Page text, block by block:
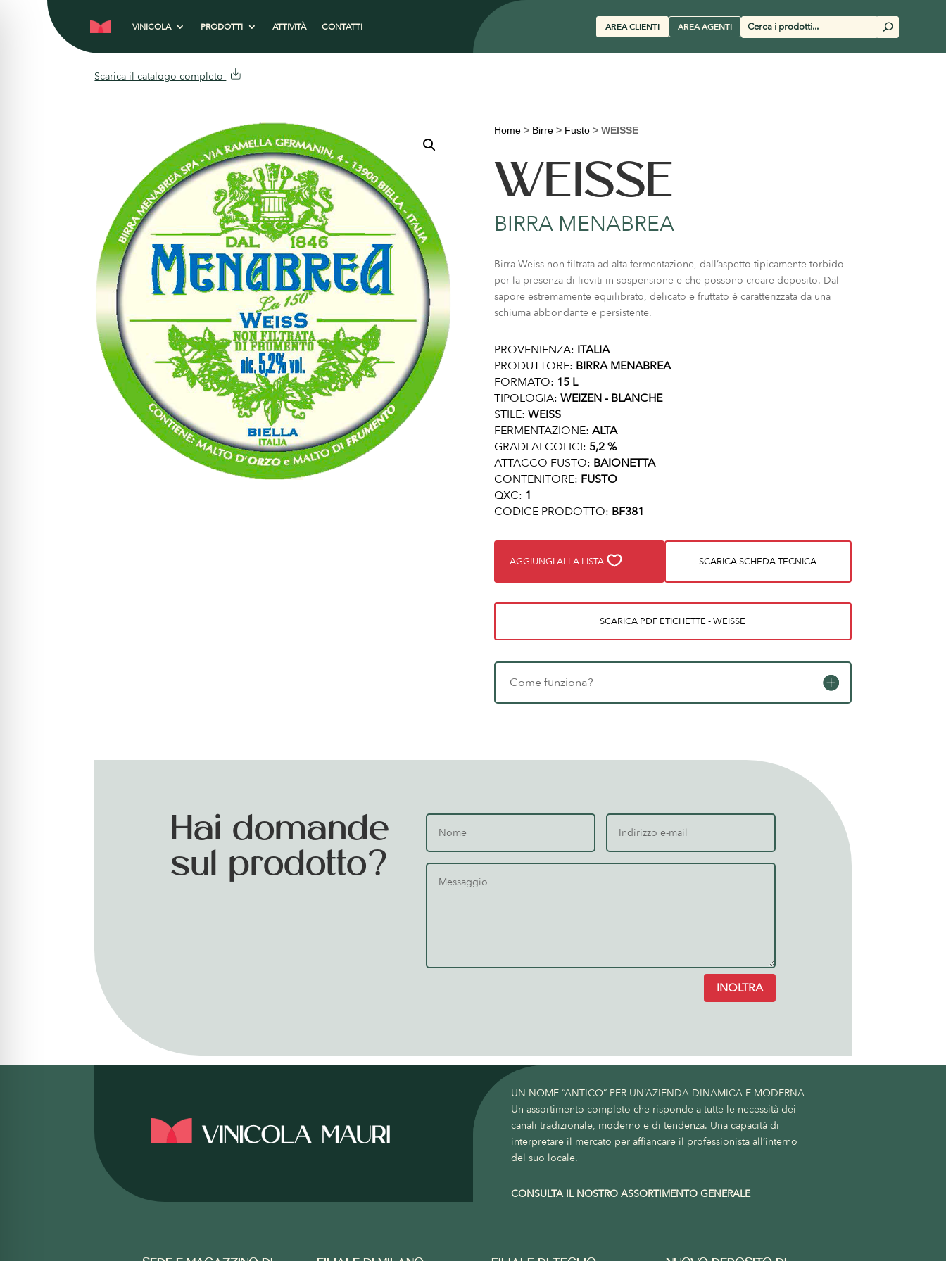
VINICOLA PRODOTTI ATTIVITÀ CONTATTI AREA CLIENTI AREA AGENTI
Cerca
prodotti
U
Scarica il catalogo completo
Home> Birre> Fusto> WEISSE
WEISSE
BIRRA MENABREA
Birra Weiss non filtrata ad alta fermentazione, dall’aspetto tipicamente torbido
per la presenza di lieviti in sospensione e che possono creare deposito. Dal
sapore estremamente equilibrato, delicato e fruttato è caratterizzata da una
schiuma abbondante e persistente.
PROVENIENZA: ITALIA
PRODUTTORE: BIRRA MENABREA
FORMATO: 15 L
TIPOLOGIA: WEIZEN - BLANCHE
STILE: WEISS
FERMENTAZIONE: ALTA
GRADI ALCOLICI: 5,2 %
ATTACCO FUSTO: BAIONETTA
CONTENITORE: FUSTO
QXC: 1
CODICE PRODOTTO: BF381
AGGIUNGI ALLA LISTA SCARICA SCHEDA TECNICA
SCARICA PDF ETICHETTE - WEISSE
Come funziona?
Hai domande
sul prodotto?
INOLTRA
UN NOME “ANTICO” PER UN’AZIENDA DINAMICA E MODERNA
Un assortimento completo che risponde a tutte le necessità dei
canali tradizionale, moderno e di tendenza. Una capacità di
interpretare il mercato per affiancare il professionista all’interno
del suo locale.
CONSULTA IL NOSTRO ASSORTIMENTO GENERALE